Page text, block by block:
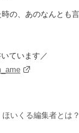
の、あのなんとも
ています／
ほいくる編集者とは？